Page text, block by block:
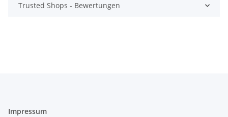
Trusted Shops - Bewertungen
Impressum